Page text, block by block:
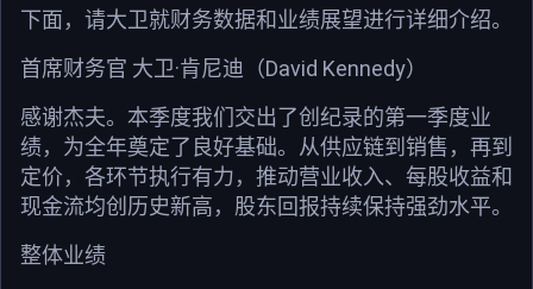
下面，请大卫就财务数据和业绩展望进行详细介绍。
首席财务官 大卫·肯尼迪（David Kennedy）
感谢杰夫。本季度我们交出了创纪录的第一季度业
绩，为全年奠定了良好基础。从供应链到销售，再到
定价，各环节执行有力，推动营业收入、每股收益和
现金流均创历史新高，股东回报持续保持强劲水平。
整体业绩